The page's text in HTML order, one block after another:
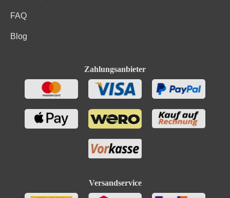
FAQ
Blog
Zahlungsanbieter
Versandservice